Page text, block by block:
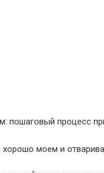
пошаговый процесс
моем и